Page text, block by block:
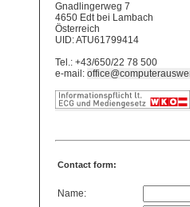
Gnadlingerweg 7
4650 Edt bei Lambach
Österreich
UID: ATU61799414
Tel.: +43/650/22 78 500
e-mail:
Contact form:
Name: